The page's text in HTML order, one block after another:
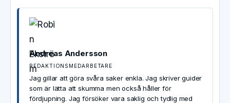
Andreas Andersson
REDAKTIONSMEDARBETARE
Jag gillar att göra svåra saker enkla. Jag skriver guider
som är lätta att skumma men också håller för
fördjupning. Jag försöker vara saklig och tydlig med